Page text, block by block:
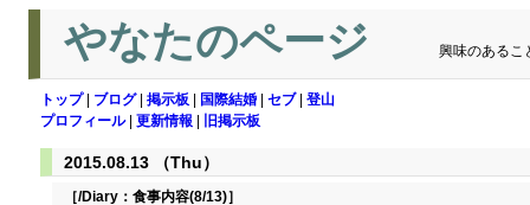
やなたのページ 興味のあるこ
トップ| ブログ| 掲示板 国際結婚 セブ| 登山
プロフィール| 更新情報 旧掲示板
2015.08.13 （Thu）
［/Diary： 食事内容(8/13)］